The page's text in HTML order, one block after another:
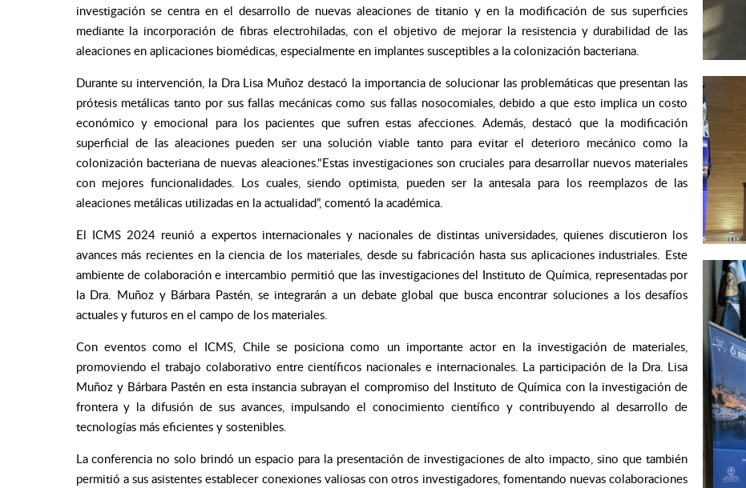
investigación se centra en el desarrollo de nuevas aleaciones de titanio y en la modificación de sus superficies
mediante la incorporación de fibras electrohiladas, con el objetivo de mejorar la resistencia y durabilidad de las
aleaciones en aplicaciones biomédicas, especialmente en implantes susceptibles a la colonización bacteriana.
Durante su intervención, la Dra Lisa Muñoz destacó la importancia de solucionar las problemáticas que presentan las
prótesis metálicas tanto por sus fallas mecánicas como sus fallas nosocomiales, debido a que esto implica un costo
económico y emocional para los pacientes que sufren estas afecciones. Además, destacó que la modificación
superficial de las aleaciones pueden ser una solución viable tanto para evitar el deterioro mecánico como la
colonización bacteriana de nuevas aleaciones."Estas investigaciones son cruciales para desarrollar nuevos materiales
con mejores funcionalidades. Los cuales, siendo optimista, pueden ser la antesala para los reemplazos de las
aleaciones metálicas utilizadas en la actualidad”, comentó la académica.
El ICMS 2024 reunió a expertos internacionales y nacionales de distintas universidades, quienes discutieron los
avances más recientes en la ciencia de los materiales, desde su fabricación hasta sus aplicaciones industriales. Este
ambiente de colaboración e intercambio permitió que las investigaciones del Instituto de Química, representadas por
la Dra. Muñoz y Bárbara Pastén, se integrarán a un debate global que busca encontrar soluciones a los desafíos
actuales y futuros en el campo de los materiales.
Con eventos como el ICMS, Chile se posiciona como un importante actor en la investigación de materiales,
promoviendo el trabajo colaborativo entre científicos nacionales e internacionales. La participación de la Dra. Lisa
Muñoz y Bárbara Pastén en esta instancia subrayan el compromiso del Instituto de Química con la investigación de
frontera y la difusión de sus avances, impulsando el conocimiento científico y contribuyendo al desarrollo de
tecnologías más eficientes y sostenibles.
La conferencia no solo brindó un espacio para la presentación de investigaciones de alto impacto, sino que también
permitió a sus asistentes establecer conexiones valiosas con otros investigadores, fomentando nuevas colaboraciones